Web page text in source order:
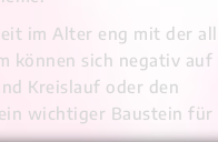
im Alter eng mit der
können sich negativ auf
Kreislauf oder den
wichtiger Baustein für